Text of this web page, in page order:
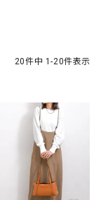
20件中 1-20件表示